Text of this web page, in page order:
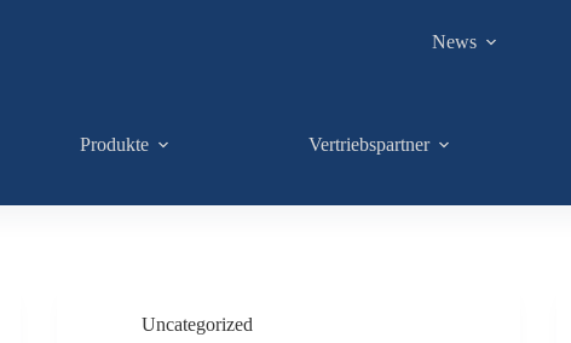
News
Produkte Vertriebspartner
Uncategorized